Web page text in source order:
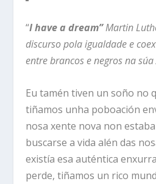
“I have a dream”Martin
discurso pola igualdade e
entre brancos e negros na
Eu tamén tiven un soño no
tiñamos unha poboación
nosa xente nova non
buscarse a vida alén das
existía esa auténtica
perde, tiñamos un rico